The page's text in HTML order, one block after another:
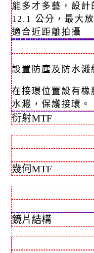
能多才多藝，設
12.1 公分，最大
適合近距離拍攝
設置防塵及防水濺
在接環位置設有
水濺，保護接環。
衍射MTF
幾何MTF
鏡片結構